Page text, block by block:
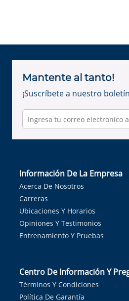
Mantente al tanto!
¡Suscríbete a nuestro
Información De La Empresa
Acerca De Nosotros
Carreras
Ubicaciones Y Horarios
Opiniones Y Testimonios
Entrenamiento Y Pruebas
Centro De Información Y
Términos Y Condiciones
Política De Garantía